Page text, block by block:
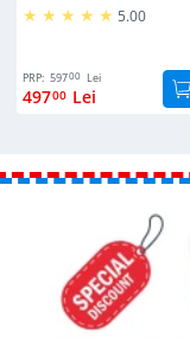
5.00
PRP: 59700 Lei
49700 Lei